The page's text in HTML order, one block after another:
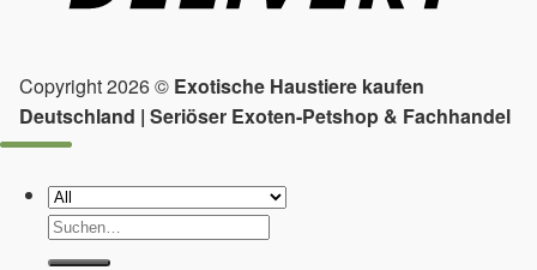
Copyright 2026 © Exotische Haustiere kaufen
Deutschland | Seriöser Exoten-Petshop & Fachhandel
Suchen
nach: